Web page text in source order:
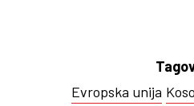
Evropska unija